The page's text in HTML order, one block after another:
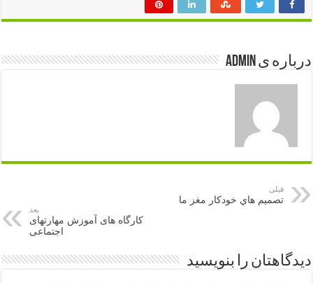
درباره ی admin
قبلی
تصمیم هاي خودکار مغز ما
بعد
کارگاه های آموزش مهارتهای
اجتماعی
دیدگاهتان را بنویسید